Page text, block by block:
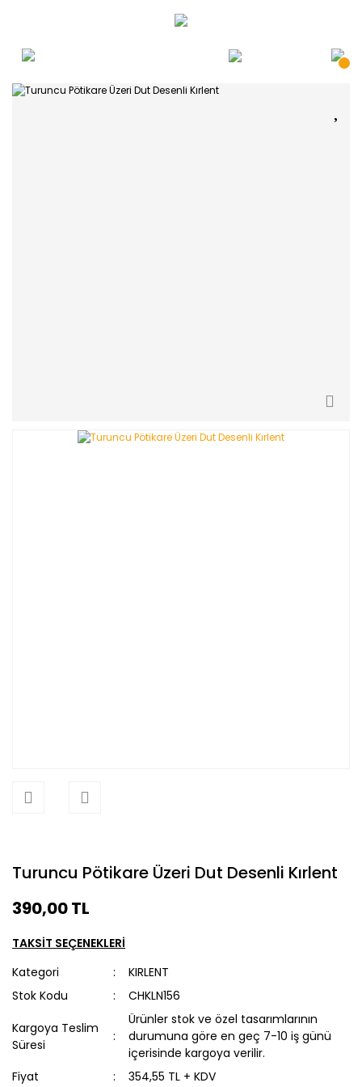
Turuncu Pötikare Üzeri Dut Desenli Kırlent
390,00 TL
TAKSİT SEÇENEKLERİ
Kategori
KIRLENT
Stok Kodu
CHKLN156
Kargoya Teslim
Süresi
Ürünler stok ve özel tasarımlarının
durumuna göre en geç 7-10 iş günü
içerisinde kargoya verilir.
Fiyat
354,55 TL + KDV